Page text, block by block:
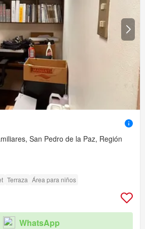
San Pedro de la Paz, Región
Terraza Área para niños
WhatsApp